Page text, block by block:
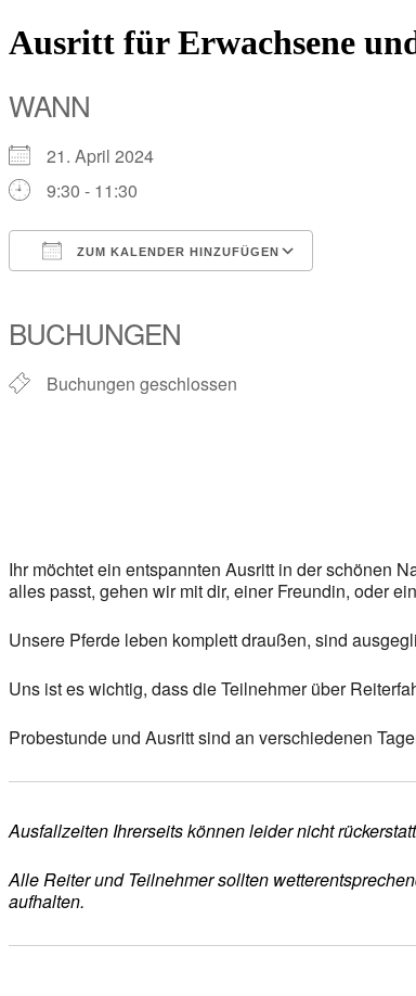
Ausritt für Erwachsene
WANN
21. April 2024
9:30 - 11:30
ZUM KALENDER HINZUFÜGEN
BUCHUNGEN
Buchungen geschlossen
Ihr möchtet ein entspannten Ausritt in der schönen
alles passt, gehen wir mit dir, einer Freundin, oder
Unsere Pferde leben komplett draußen, sind
Uns ist es wichtig, dass die Teilnehmer über
Probestunde und Ausritt sind an verschiedenen
Ausfallzeiten Ihrerseits können leider nicht
Alle Reiter und Teilnehmer sollten
aufhalten.